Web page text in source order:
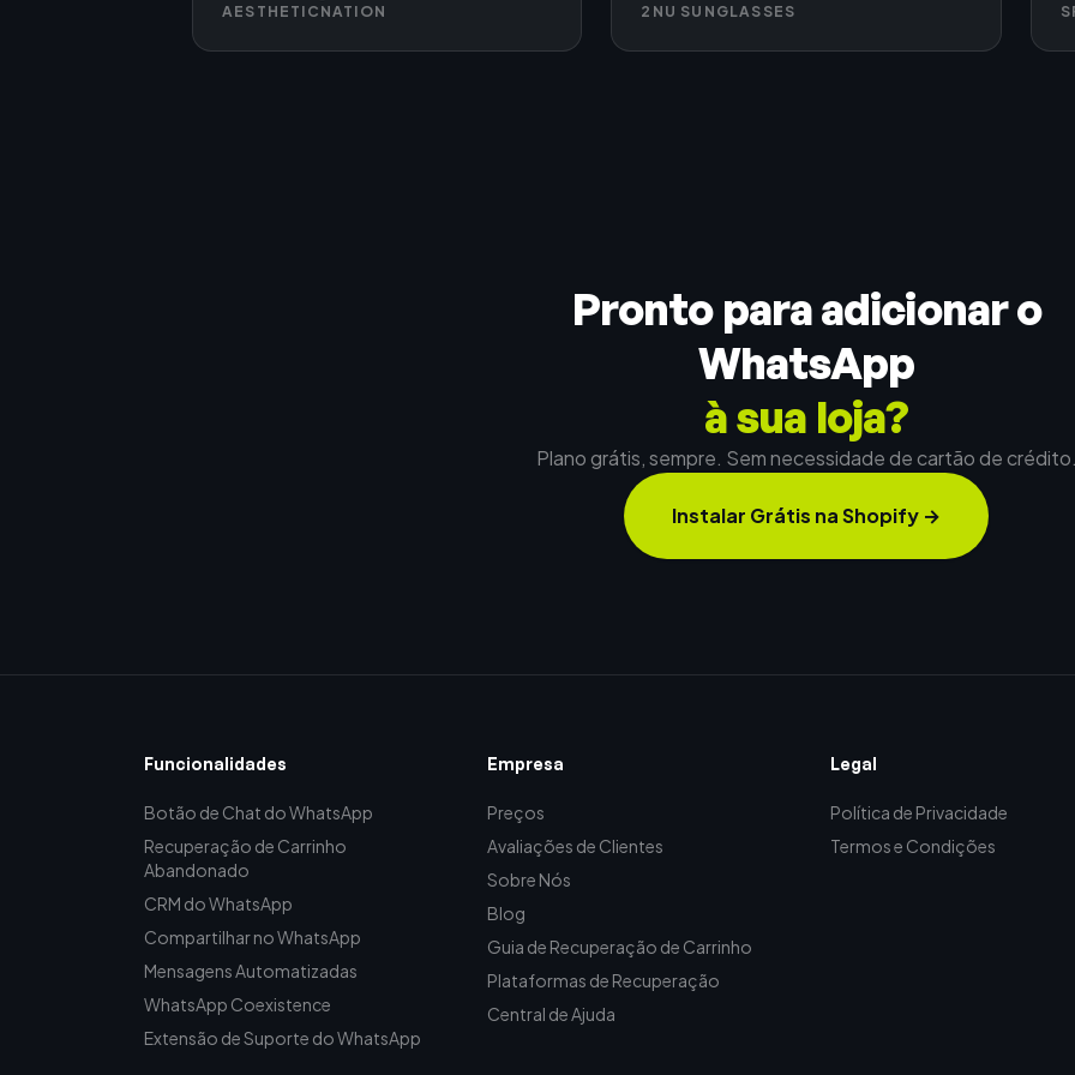
AESTHETICNATION 2NU SUNGLASSES
Pronto para adicionar o
WhatsApp
à sua loja?
Plano grátis, sempre. Sem necessidade de cartão de crédito.
Instalar Grátis na Shopify →
Funcionalidades
Botão de Chat do WhatsApp
Recuperação de Carrinho
Abandonado
CRM do WhatsApp
Compartilhar no WhatsApp
Mensagens Automatizadas
WhatsApp Coexistence
Extensão de Suporte do WhatsApp
Empresa
Preços
Avaliações de Clientes
Sobre Nós
Blog
Guia de Recuperação de Carrinho
Plataformas de Recuperação
Central de Ajuda
Legal
Política de Privacidade
Termos e Condições